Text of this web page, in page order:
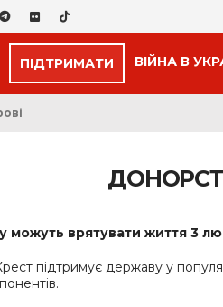
ПІДТРИМАТИ ВІЙНА В
можуть врятувати життя 3
підтримує державу у